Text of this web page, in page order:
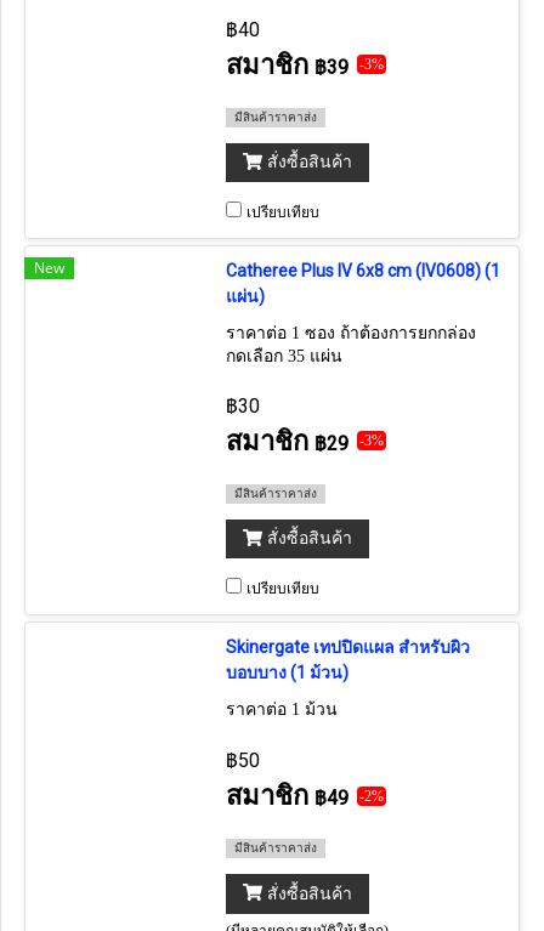
฿40
สมาชิก ฿39 -3%
มีสินค้าราคาส่ง
สั่งซื้อสินค้า
เปรียบเทียบ
New
Catheree Plus IV 6x8 cm (IV0608) (1
แผ่น)
ราคาต่อ 1 ซอง ถ้าต้องการยกกล่อง
กดเลือก 35 แผ่น
฿30
สมาชิก ฿29 -3%
มีสินค้าราคาส่ง
สั่งซื้อสินค้า
เปรียบเทียบ
Skinergate เทปปิดแผล สำหรับผิว
บอบบาง (1 ม้วน)
ราคาต่อ 1 ม้วน
฿50
สมาชิก ฿49 -2%
มีสินค้าราคาส่ง
สั่งซื้อสินค้า